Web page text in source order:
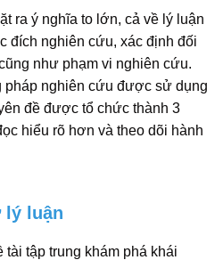
ra ý nghĩa to lớn, cả về lý luận
đích nghiên cứu, xác định đối
như phạm vi nghiên cứu.
nghiên cứu được sử dụng
đề được tổ chức thành 3
hiểu rõ hơn và theo dõi hành
lý luận
tập trung khám phá khái